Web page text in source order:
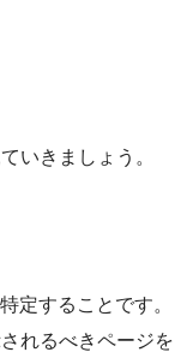
いきましょう。
定することです。
れるべきページを